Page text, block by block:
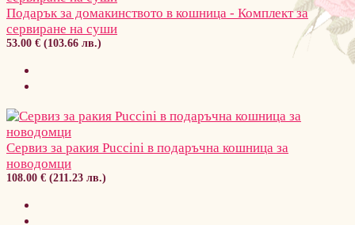
Подарък за домакинството в кошница - Комплект за
сервиране на суши
53.00 € (103.66 лв.)
Сервиз за ракия Puccini в подаръчна кошница за
новодомци
108.00 € (211.23 лв.)